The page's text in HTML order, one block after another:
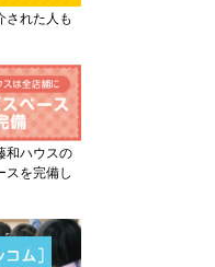
された人も
和ハウスの
スを完備し